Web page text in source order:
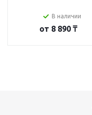
В наличии
от 8 890 ₸